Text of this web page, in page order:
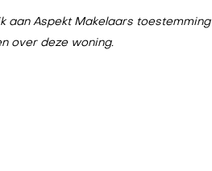
aan Aspekt Makelaars toestemming
over deze woning.